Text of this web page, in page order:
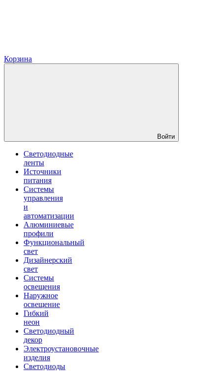
Корзина
Войти
Светодиодные
ленты
Источники
питания
Системы
управления
и
автоматизации
Алюминиевые
профили
Функциональный
свет
Дизайнерский
свет
Системы
освещения
Наружное
освещение
Гибкий
неон
Светодиодный
декор
Электроустановочные
изделия
Светодиоды